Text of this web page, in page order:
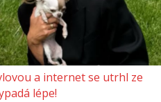
a internet se utrhl ze
lépe!